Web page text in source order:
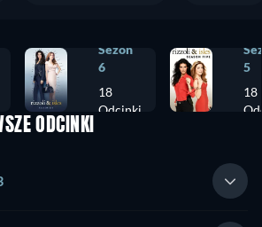
Sezon
6
18
Odcinki
5
18
ODCINKI